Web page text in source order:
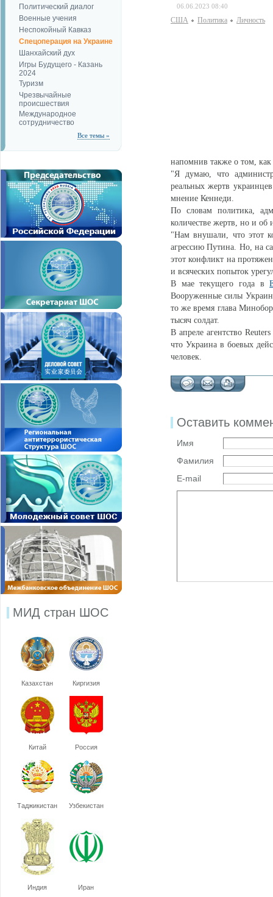
Политический диалог
Военные учения
Неспокойный Кавказ
Спецоперация на Украине
Шанхайский дух
Игры Будущего - Казань
2024
Туризм
Чрезвычайные
происшествия
Международное
сотрудничество
Все темы »
МИД стран ШОС
Казахстан Киргизия
Китай Россия
Таджикистан Узбекистан
Индия Иран
06.06.2023 08:40
США Политика Личность
напомнив также о том,
"Я думаю, что
реальных жертв
мнение Кеннеди.
По словам политика,
количестве жертв, но и об
"Нам внушали, что этот
агрессию Путина. Но, на
этот конфликт на
и всяческих попыток
В мае текущего года в
Вооруженные силы
то же время глава
тысяч солдат.
В апреле агентство
что Украина в боевых
человек.
Оставить
Имя
Фамилия
E-mail